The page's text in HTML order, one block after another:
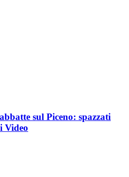
sul Piceno: spazzati
Video